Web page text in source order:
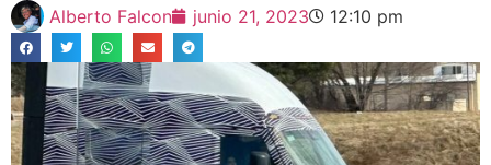
Alberto Falcon junio 21, 2023 12:10 pm